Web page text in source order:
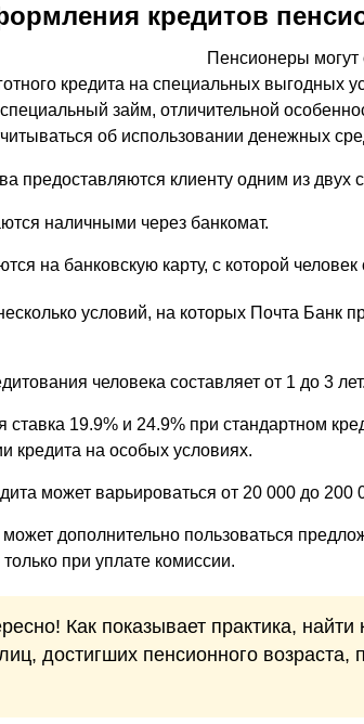
кредитов
Пенсионеры могут
кредита на специальных выгодных
займ, отличительной
об использовании денежных
предоставляются клиенту одним из двух
наличными через банкомат.
на банковскую карту, с которой
условий, на которых Почта Банк
человека составляет от 1 до 3 лет.
ставка 19.9% и 24.9% при стандартном
кредита на особых условиях.
может варьироваться от 20 000 до 200
дополнительно пользоваться
только при уплате комиссии.
Как показывает практика,
достигших пенсионного возраста,